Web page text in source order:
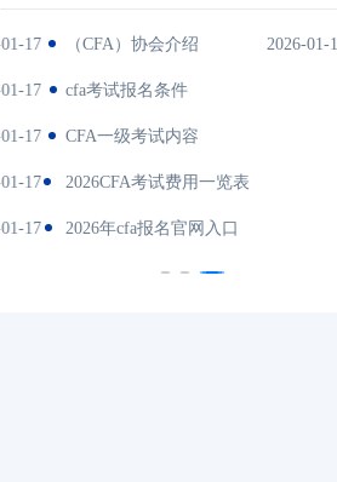
（CFA）协会介绍 2026-01-
cfa考试报名条件
CFA一级考试内容
2026CFA考试费用一览表
2026年cfa报名官网入口